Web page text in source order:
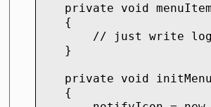
private void
{
// just write log
}
private void
{